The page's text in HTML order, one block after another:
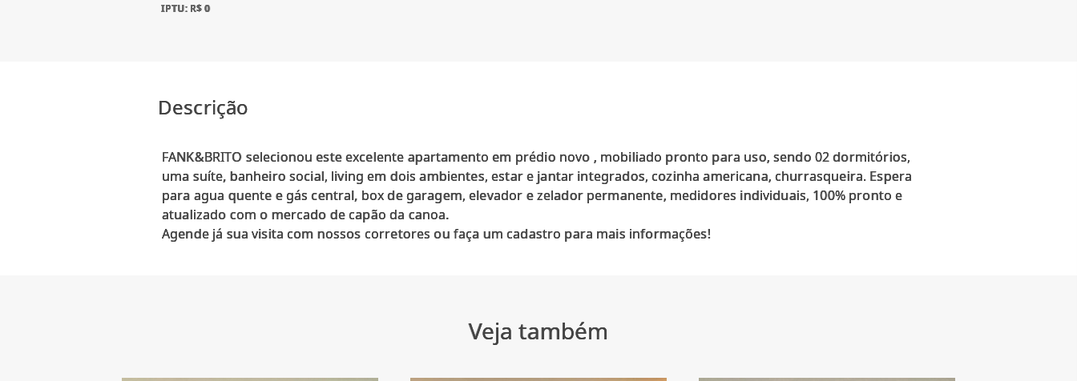
IPTU: R$ 0
Descrição
FANK&BRITO selecionou este excelente apartamento em prédio novo , mobiliado pronto para uso, sendo 02 dormitórios,
uma suíte, banheiro social, living em dois ambientes, estar e jantar integrados, cozinha americana, churrasqueira. Espera
para agua quente e gás central, box de garagem, elevador e zelador permanente, medidores individuais, 100% pronto e
atualizado com o mercado de capão da canoa.
Agende já sua visita com nossos corretores ou faça um cadastro para mais informações!
Veja também